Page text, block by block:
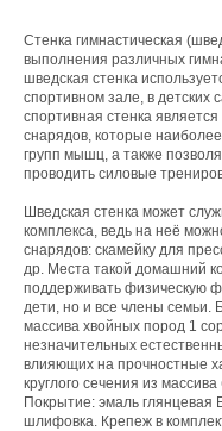
Стенка гимнастическая
выполнения различных
шведская стенка
спортивном зале, в
спортивная стенка
снарядов, которые
групп мышц, а также
проводить силовые
Шведская стенка может
комплекса, ведь на неё
снарядов: скамейку для
др. Места такой домашний
поддерживать физическую
дети, но и все члены семьи.
массива хвойных пород 1
незначительных
влияющих на прочностные
круглого сечения из
Покрытие: эмаль
шлифовка. Крепеж в